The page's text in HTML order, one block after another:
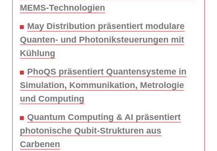
MEMS-Technologien
May Distribution präsentiert modulare
Quanten- und Photoniksteuerungen mit
Kühlung
PhoQS präsentiert Quantensysteme in
Simulation, Kommunikation, Metrologie
und Computing
Quantum Computing & AI präsentiert
photonische Qubit-Strukturen aus
Carbenen